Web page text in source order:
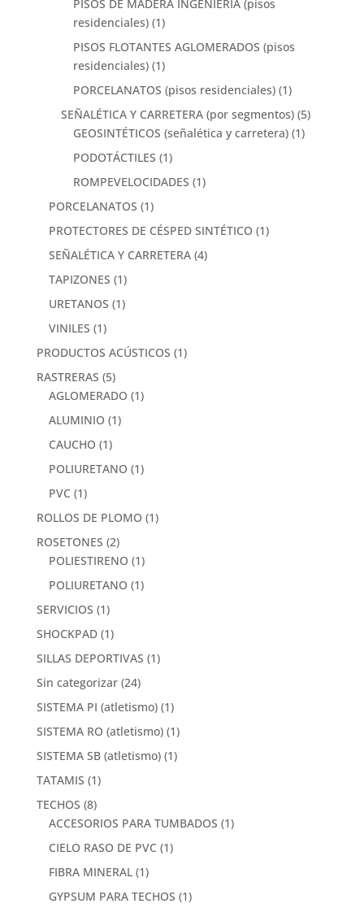
PISOS DE MADERA INGENIERIA (pisos
residenciales) (1)
PISOS FLOTANTES AGLOMERADOS (pisos
residenciales) (1)
PORCELANATOS (pisos residenciales) (1)
SEÑALÉTICA Y CARRETERA (por segmentos) (5)
GEOSINTÉTICOS (señalética y carretera) (1)
PODOTÁCTILES (1)
ROMPEVELOCIDADES (1)
PORCELANATOS (1)
PROTECTORES DE CÉSPED SINTÉTICO (1)
SEÑALÉTICA Y CARRETERA (4)
TAPIZONES (1)
URETANOS (1)
VINILES (1)
PRODUCTOS ACÚSTICOS (1)
RASTRERAS (5)
AGLOMERADO (1)
ALUMINIO (1)
CAUCHO (1)
POLIURETANO (1)
PVC (1)
ROLLOS DE PLOMO (1)
ROSETONES (2)
POLIESTIRENO (1)
POLIURETANO (1)
SERVICIOS (1)
SHOCKPAD (1)
SILLAS DEPORTIVAS (1)
Sin categorizar (24)
SISTEMA PI (atletismo) (1)
SISTEMA RO (atletismo) (1)
SISTEMA SB (atletismo) (1)
TATAMIS (1)
TECHOS (8)
ACCESORIOS PARA TUMBADOS (1)
CIELO RASO DE PVC (1)
FIBRA MINERAL (1)
GYPSUM PARA TECHOS (1)